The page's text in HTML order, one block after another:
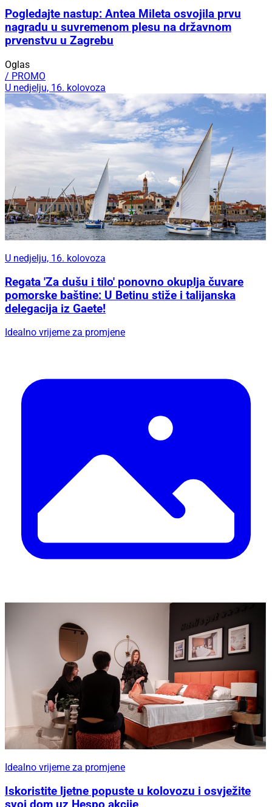
Pogledajte nastup: Antea Mileta osvojila prvu
nagradu u suvremenom plesu na državnom
prvenstvu u Zagrebu
Oglas
/ PROMO
U nedjelju, 16. kolovoza
U nedjelju, 16. kolovoza
Regata 'Za dušu i tilo' ponovno okuplja čuvare
pomorske baštine: U Betinu stiže i talijanska
delegacija iz Gaete!
Idealno vrijeme za promjene
Idealno vrijeme za promjene
Iskoristite ljetne popuste u kolovozu i osvježite